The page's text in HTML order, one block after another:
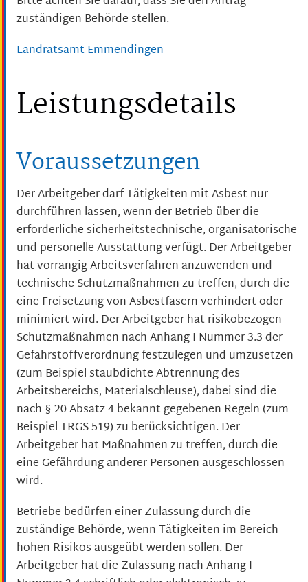
zuständigen Behörde stellen.
Landratsamt Emmendingen
Leistungsdetails
Voraussetzungen
Der Arbeitgeber darf Tätigkeiten mit Asbest nur
durchführen lassen, wenn der Betrieb über die
erforderliche sicherheitstechnische, organisatorische
und personelle Ausstattung verfügt. Der Arbeitgeber
hat vorrangig Arbeitsverfahren anzuwenden und
technische Schutzmaßnahmen zu treffen, durch die
eine Freisetzung von Asbestfasern verhindert oder
minimiert wird. Der Arbeitgeber hat risikobezogen
Schutzmaßnahmen nach Anhang I Nummer 3.3 der
Gefahrstoffverordnung festzulegen und umzusetzen
(zum Beispiel staubdichte Abtrennung des
Arbeitsbereichs, Materialschleuse), dabei sind die
nach § 20 Absatz 4 bekannt gegebenen Regeln (zum
Beispiel TRGS 519) zu berücksichtigen. Der
Arbeitgeber hat Maßnahmen zu treffen, durch die
eine Gefährdung anderer Personen ausgeschlossen
wird.
Betriebe bedürfen einer Zulassung durch die
zuständige Behörde, wenn Tätigkeiten im Bereich
hohen Risikos ausgeübt werden sollen. Der
Arbeitgeber hat die Zulassung nach Anhang I